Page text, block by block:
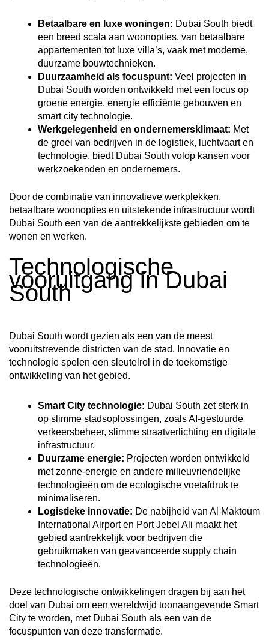
Betaalbare en luxe woningen: Dubai South biedt
een breed scala aan woonopties, van betaalbare
appartementen tot luxe villa’s, vaak met moderne,
duurzame bouwtechnieken.
Duurzaamheid als focuspunt: Veel projecten in
Dubai South worden ontwikkeld met een focus op
groene energie, energie efficiënte gebouwen en
smart city technologie.
Werkgelegenheid en ondernemersklimaat: Met
de groei van bedrijven in de logistiek, luchtvaart en
technologie, biedt Dubai South volop kansen voor
werkzoekenden en ondernemers.
Door de combinatie van innovatieve werkplekken,
betaalbare woonopties en uitstekende infrastructuur wordt
Dubai South een van de aantrekkelijkste gebieden om te
wonen en werken.
Technologische
vooruitgang in Dubai
South
Dubai South wordt gezien als een van de meest
vooruitstrevende districten van de stad. Innovatie en
technologie spelen een sleutelrol in de toekomstige
ontwikkeling van het gebied.
Smart City technologie: Dubai South zet sterk in
op slimme stadsoplossingen, zoals AI-gestuurde
verkeersbeheer, slimme straatverlichting en digitale
infrastructuur.
Duurzame energie: Projecten worden ontwikkeld
met zonne-energie en andere milieuvriendelijke
technologieën om de ecologische voetafdruk te
minimaliseren.
Logistieke innovatie: De nabijheid van Al Maktoum
International Airport en Port Jebel Ali maakt het
gebied aantrekkelijk voor bedrijven die
gebruikmaken van geavanceerde supply chain
technologieën.
Deze technologische ontwikkelingen dragen bij aan het
doel van Dubai om een wereldwijd toonaangevende Smart
City te worden, met Dubai South als een van de
focuspunten van deze transformatie.